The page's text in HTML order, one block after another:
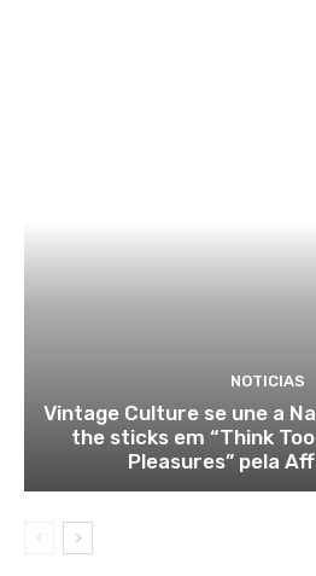
NOTICIAS
Vintage Culture se une a
the sticks em “Think
Pleasures” pela